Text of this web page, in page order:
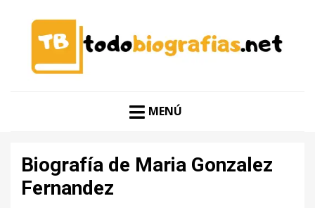
TODO BIOGRAFÍAS
MENÚ
Biografía de Maria Gonzalez
Fernandez